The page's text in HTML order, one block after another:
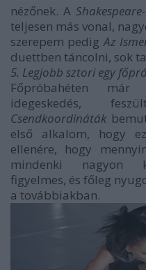
nézőnek. A
teljesen más vonal,
szerepem pedigAz
duettben táncolni, sok
5. Legjobb sztori egy
Főpróbahéten
idegeskedés,
Csendkoordináták
első alkalom, hogy
ellenére, hogy
mindenki nagyon
figyelmes, és főleg
a továbbiakban.